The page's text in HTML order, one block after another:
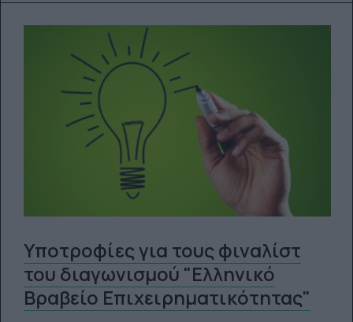
Υποτροφίες για τους φιναλίστ
του διαγωνισμού "Ελληνικό
Βραβείο Επιχειρηματικότητας"